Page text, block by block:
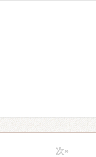
次»